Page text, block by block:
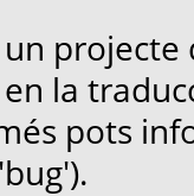
la
pots